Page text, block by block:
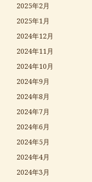
2025年2月
2025年1月
2024年12月
2024年11月
2024年10月
2024年9月
2024年8月
2024年7月
2024年6月
2024年5月
2024年4月
2024年3月